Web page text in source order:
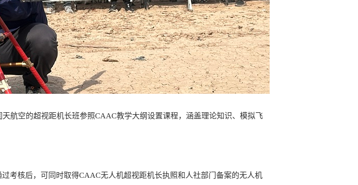
航空的超视距机长班参照CAAC教学大纲设置课程，涵盖理论知识、模拟飞
考核后，可同时取得CAAC无人机超视距机长执照和人社部门备案的无人机